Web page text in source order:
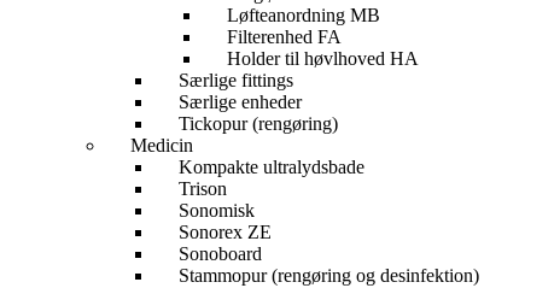
Løfteanordning MB
Filterenhed FA
Holder til høvlhoved HA
Særlige fittings
Særlige enheder
Tickopur (rengøring)
Medicin
Kompakte ultralydsbade
Trison
Sonomisk
Sonorex ZE
Sonoboard
Stammopur (rengøring og desinfektion)